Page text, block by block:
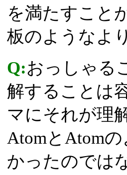
を満たすこと
板のようなよ
Q:おっしゃる
解することは
マにそれが理
AtomとAtom
かったのでは